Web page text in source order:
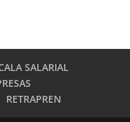
SALARIAL
RETRAPREN